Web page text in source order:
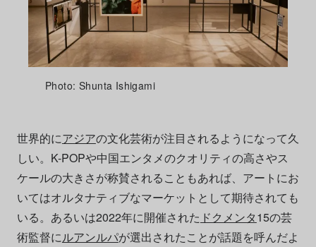
Photo: Shunta Ishigami
世界的にアジアの文化芸術が注目されるようになって久
しい。K-POPや中国エンタメのクオリティの高さやス
ケールの大きさが称賛されることもあれば、アートにお
いてはオルタナティブなマーケットとして期待されても
いる。あるいは2022年に開催された ドクメンタ15の芸
術監督にルアンルパが選出されたことが話題を呼んだよ